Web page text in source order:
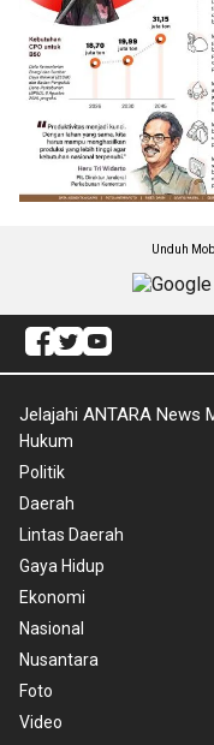
Unduh
Jelajahi ANTARA News
Hukum
Politik
Daerah
Lintas Daerah
Gaya Hidup
Ekonomi
Nasional
Nusantara
Foto
Video